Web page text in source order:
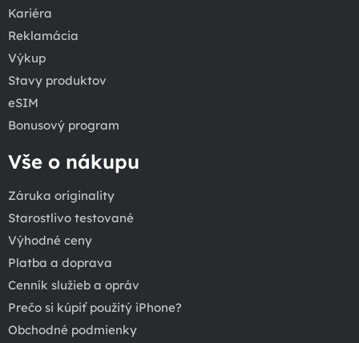
Kariéra
Reklamácia
Výkup
Stavy produktov
eSIM
Bonusový program
Vše o nákupu
Záruka originality
Starostlivo testované
Výhodné ceny
Platba a doprava
Cenník služieb a opráv
Prečo si kúpiť použitý iPhone?
Obchodné podmienky